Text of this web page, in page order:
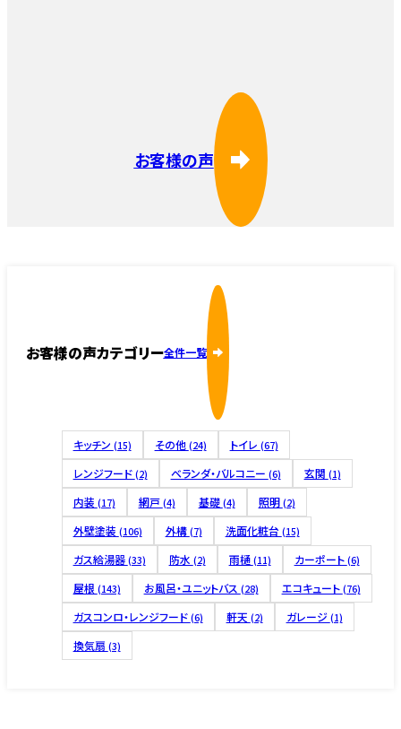
お客様の声
お客様の声カテゴリー全件一覧
キッチン (15) その他 (24) トイレ (67)
レンジフード (2) ベランダ・バルコニー (6) 玄関 (1)
内装 (17) 網戸 (4) 基礎 (4) 照明 (2)
外壁塗装 (106) 外構 (7) 洗面化粧台 (15)
ガス給湯器 (33) 防水 (2) 雨樋 (11) カーポート (6)
屋根 (143) お風呂・ユニットバス (28) エコキュート (76)
ガスコンロ・レンジフード (6) 軒天 (2) ガレージ (1)
換気扇 (3)